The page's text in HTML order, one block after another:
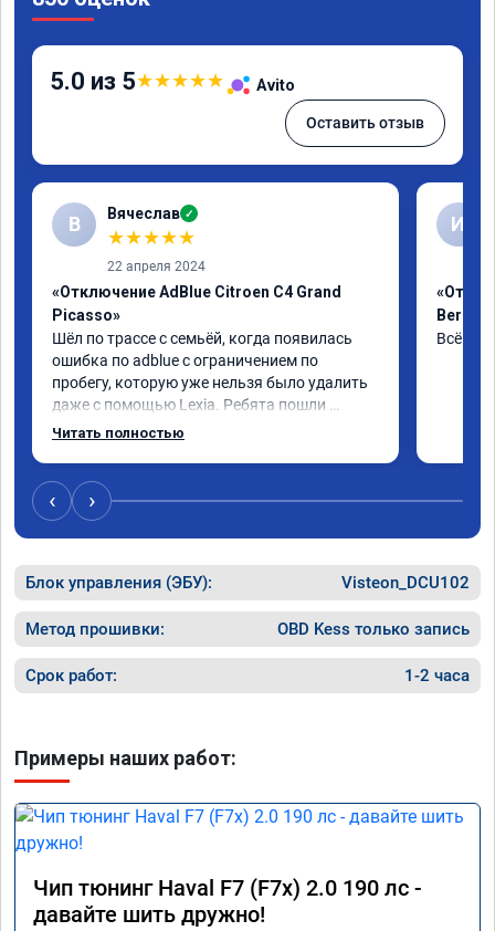
5.0 из 5★★★★★ Avito
Оставить отзыв
В Вячеслав ✓
★★★★★
22 апреля 2024
«Отключение AdBlue Citroen C4 Grand
Picasso»
Шёл по трассе с семьёй, когда появилась
ошибка по adblue с ограничением по
пробегу, которую уже нельзя было удалить
даже с помощью Lexia. Ребята пошли
навстречу, оперативно приняли и за час
Читать полностью
И
Всё
‹ ›
Блок управления (ЭБУ): Visteon_DCU102
Метод прошивки: OBD Kess только запись
Срок работ: 1-2 часа
Примеры наших работ:
Чип тюнинг Haval F7 (F7x) 2.0 190 лс -
давайте шить дружно!